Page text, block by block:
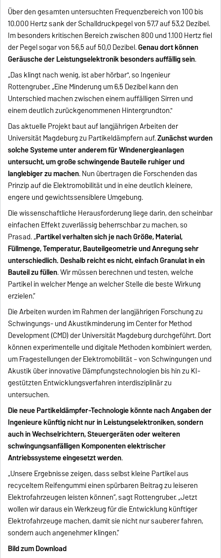
Über den gesamten untersuchten Frequenzbereich von 100 bis
10.000 Hertz sank der Schalldruckpegel von 57,7 auf 53,2 Dezibel.
Im besonders kritischen Bereich zwischen 800 und 1.100 Hertz fiel
der Pegel sogar von 56,5 auf 50,0 Dezibel.Genau dort können
Geräusche der Leistungselektronik besonders auffällig sein.
„Das klingt nach wenig, ist aber hörbar", so Ingenieur
Rottengruber. „Eine Minderung um 6,5 Dezibel kann den
Unterschied machen zwischen einem auffälligen Sirren und
einem deutlich zurückgenommenen Hintergrundton."
Das aktuelle Projekt baut auf langjährigen Arbeiten der
Universität Magdeburg zu Partikeldämpfern auf.Zunächst wurden
solche Systeme unter anderem für Windenergieanlagen
untersucht, um große schwingende Bauteile ruhiger und
langlebiger zu machen. Nun übertragen die Forschenden das
Prinzip auf die Elektromobilität und in eine deutlich kleinere,
engere und gewichtssensiblere Umgebung.
Die wissenschaftliche Herausforderung liege darin, den scheinbar
einfachen Effekt zuverlässig beherrschbar zu machen, so
Prasad. „Partikel verhalten sich je nach Größe, Material,
Füllmenge, Temperatur, Bauteilgeometrie und Anregung sehr
unterschiedlich. Deshalb reicht es nicht, einfach Granulat in ein
Bauteil zu füllen. Wir müssen berechnen und testen, welche
Partikel in welcher Menge an welcher Stelle die beste Wirkung
erzielen.“
Die Arbeiten wurden im Rahmen der langjährigen Forschung zu
Schwingungs- und Akustikminderung im Center for Method
Development (CMD) der Universität Magdeburg durchgeführt. Dort
können experimentelle und digitale Methoden kombiniert werden,
um Fragestellungen der Elektromobilität – von Schwingungen und
Akustik über innovative Dämpfungstechnologien bis hin zu KI-
gestützten Entwicklungsverfahren interdisziplinär zu
untersuchen.
Die neue Partikeldämpfer-Technologie könnte nach Angaben der
Ingenieure künftig nicht nur in Leistungselektroniken, sondern
auch in Wechselrichtern, Steuergeräten oder weiteren
schwingungsanfälligen Komponenten elektrischer
Antriebssysteme eingesetzt werden.
„Unsere Ergebnisse zeigen, dass selbst kleine Partikel aus
recyceltem Reifengummi einen spürbaren Beitrag zu leiseren
Elektrofahrzeugen leisten können“, sagt Rottengruber. „Jetzt
wollen wir daraus ein Werkzeug für die Entwicklung künftiger
Elektrofahrzeuge machen, damit sie nicht nur sauberer fahren,
sondern auch angenehmer klingen.“
Bild zum Download